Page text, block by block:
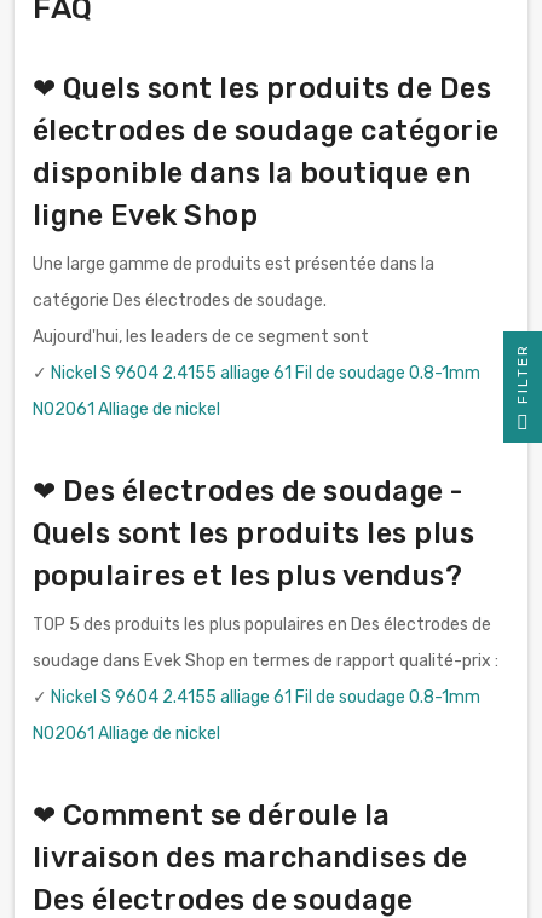
❤ Quels sont les produits de Des
électrodes de soudage catégorie
disponible dans la boutique en
ligne Evek Shop
Une large gamme de produits est présentée dans la
catégorie Des électrodes de soudage.
Aujourd'hui, les leaders de ce segment sont
✓ Nickel S 9604 2.4155 alliage 61 Fil de soudage 0.8-1mm
N02061 Alliage de nickel
❤ Des électrodes de soudage -
Quels sont les produits les plus
populaires et les plus vendus?
TOP 5 des produits les plus populaires en Des électrodes de
soudage dans Evek Shop en termes de rapport qualité-prix :
✓ Nickel S 9604 2.4155 alliage 61 Fil de soudage 0.8-1mm
N02061 Alliage de nickel
❤ Comment se déroule la
livraison des marchandises de
Des électrodes de soudage
R